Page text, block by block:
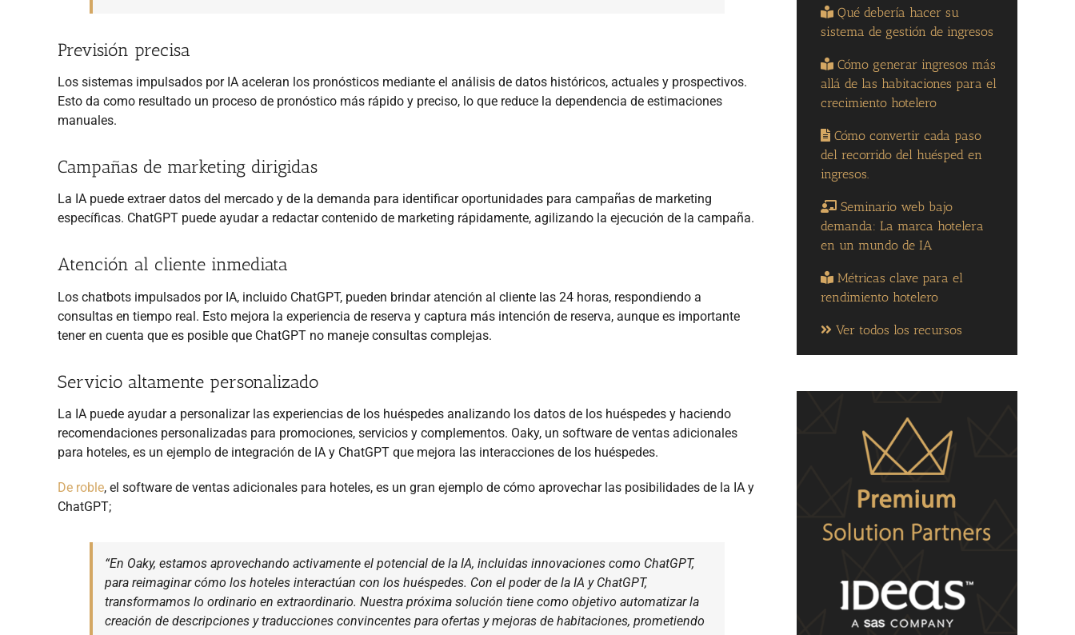
Previsión precisa
Los sistemas impulsados por IA aceleran los pronósticos mediante el análisis de datos históricos, actuales y prospectivos.
Esto da como resultado un proceso de pronóstico más rápido y preciso, lo que reduce la dependencia de estimaciones
manuales.
Campañas de marketing dirigidas
La IA puede extraer datos del mercado y de la demanda para identificar oportunidades para campañas de marketing
específicas. ChatGPT puede ayudar a redactar contenido de marketing rápidamente, agilizando la ejecución de la campaña.
Atención al cliente inmediata
Los chatbots impulsados por IA, incluido ChatGPT, pueden brindar atención al cliente las 24 horas, respondiendo a
consultas en tiempo real. Esto mejora la experiencia de reserva y captura más intención de reserva, aunque es importante
tener en cuenta que es posible que ChatGPT no maneje consultas complejas.
Servicio altamente personalizado
La IA puede ayudar a personalizar las experiencias de los huéspedes analizando los datos de los huéspedes y haciendo
recomendaciones personalizadas para promociones, servicios y complementos. Oaky, un software de ventas adicionales
para hoteles, es un ejemplo de integración de IA y ChatGPT que mejora las interacciones de los huéspedes.
De roble, el software de ventas adicionales para hoteles, es un gran ejemplo de cómo aprovechar las posibilidades de la IA y
ChatGPT;
“En Oaky, estamos aprovechando activamente el potencial de la IA, incluidas innovaciones como ChatGPT,
para reimaginar cómo los hoteles interactúan con los huéspedes. Con el poder de la IA y ChatGPT,
transformamos lo ordinario en extraordinario. Nuestra próxima solución tiene como objetivo automatizar la
creación de descripciones y traducciones convincentes para ofertas y mejoras de habitaciones, prometiendo
Qué debería hacer su
sistema de gestión de ingresos
Cómo generar ingresos más
allá de las habitaciones para el
crecimiento hotelero
Cómo convertir cada paso
del recorrido del huésped en
ingresos.
Seminario web bajo
demanda: La marca hotelera
en un mundo de IA
Métricas clave para el
rendimiento hotelero
Ver todos los recursos